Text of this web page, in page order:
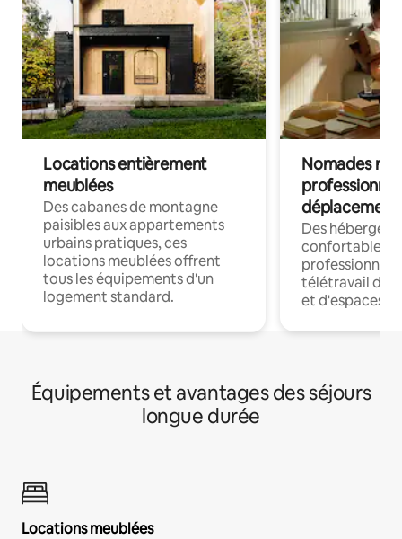
Locations entièrement
meublées
Des cabanes de montagne
paisibles aux appartements
urbains pratiques, ces
locations meublées offrent
tous les équipements d'un
logement standard.
Nomades
déplacement
Des
confortables
professionnels
télétravail
et d'espaces
Équipements et avantages des séjours
longue durée
Locations meublées